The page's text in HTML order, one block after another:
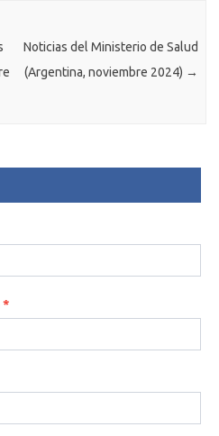
Noticias del Ministerio de Salud
(Argentina, noviembre 2024) →
*